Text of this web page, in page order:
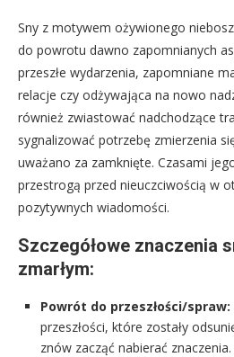
Sny z motywem ożywionego
do powrotu dawno zapomnianych
przeszłe wydarzenia, zapomniane
relacje czy odżywająca na nowo
również zwiastować nadchodzące
sygnalizować potrzebę zmierzenia
uważano za zamknięte. Czasami
przestrogą przed nieuczciwością w
pozytywnych wiadomości.
Szczegółowe znaczenia
zmarłym:
Powrót do przeszłości/spraw:
przeszłości, które zostały
znów zacząć nabierać znaczenia.